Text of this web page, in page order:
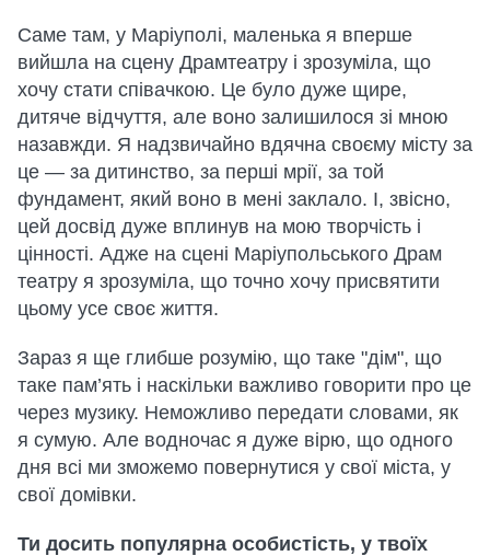
Саме там, у Маріуполі, маленька я вперше
вийшла на сцену Драмтеатру і зрозуміла, що
хочу стати співачкою. Це було дуже щире,
дитяче відчуття, але воно залишилося зі мною
назавжди. Я надзвичайно вдячна своєму місту за
це — за дитинство, за перші мрії, за той
фундамент, який воно в мені заклало. І, звісно,
цей досвід дуже вплинув на мою творчість і
цінності. Адже на сцені Маріупольського Драм
театру я зрозуміла, що точно хочу присвятити
цьому усе своє життя.
Зараз я ще глибше розумію, що таке "дім", що
таке пам’ять і наскільки важливо говорити про це
через музику. Неможливо передати словами, як
я сумую. Але водночас я дуже вірю, що одного
дня всі ми зможемо повернутися у свої міста, у
свої домівки.
Ти досить популярна особистість, у твоїх